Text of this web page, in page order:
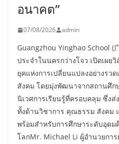
อนาคต”
07/08/2026 admin
Guangzhou Yinghao School (
ประจำในนครกว่างโจว เปิดเผ
ยุคแห่งการเปลี่ยนแปลงอย่างรว
สังคม โดยมุ่งพัฒนาจากสถานศึก
นิเวศการเรียนรู้ที่ครอบคลุม ซึ่ง
ทั้งด้านวิชาการ คุณธรรม สังคม
พร้อมสำหรับการศึกษาระดับอุดม
โลกMr. Michael Li ผู้อำนวยกา